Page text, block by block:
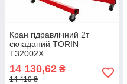
Кран гідравлічний 2т
складаний TORIN
T32002X
14 130,62 ₴
14 419 ₴